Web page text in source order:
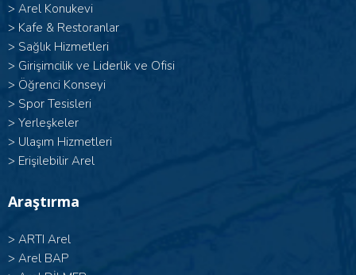
> Arel Konukevi
> Kafe & Restoranlar
> Sağlık Hizmetleri
> Girişimcilik ve Liderlik ve Ofisi
> Öğrenci Konseyi
> Spor Tesisleri
> Yerleşkeler
> Ulaşım Hizmetleri
> Erişilebilir Arel
Araştırma
> ARTI Arel
> Arel BAP